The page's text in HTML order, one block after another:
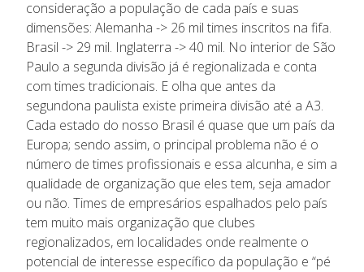
consideração a população de cada país e suas
dimensões: Alemanha -> 26 mil times inscritos na fifa.
Brasil -> 29 mil. Inglaterra -> 40 mil. No interior de São
Paulo a segunda divisão já é regionalizada e conta
com times tradicionais. E olha que antes da
segundona paulista existe primeira divisão até a A3.
Cada estado do nosso Brasil é quase que um país da
Europa; sendo assim, o principal problema não é o
número de times profissionais e essa alcunha, e sim a
qualidade de organização que eles tem, seja amador
ou não. Times de empresários espalhados pelo país
tem muito mais organização que clubes
regionalizados, em localidades onde realmente o
potencial de interesse específico da população e “pé